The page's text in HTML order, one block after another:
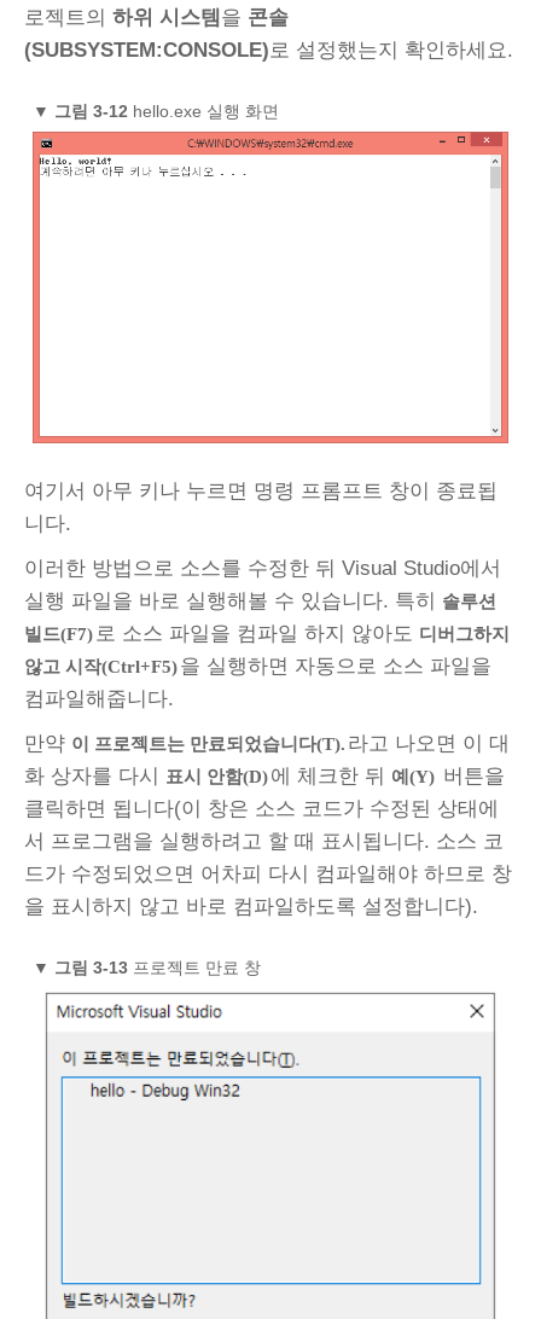
로젝트의 하위 시스템 을 콘솔
(SUBSYSTEM:CONSOLE)로 설정했는지 확인하세요.
▼ 그림 3‑12 hello.exe 실행 화면
여기서 아무 키나 누르면 명령 프롬프트 창이 종료됩
니다.
이러한 방법으로 소스를 수정한 뒤 Visual Studio에서
실행 파일을 바로 실행해볼 수 있습니다. 특히
솔루션
빌드(F7)로 소스 파일을 컴파일 하지 않아도 디버그하지
않고 시작(Ctrl+F5)을 실행하면 자동으로 소스 파일을
컴파일해줍니다.
만약 이 프로젝트는 만료되었습니다(T). 라고 나오면 이 대
화 상자를 다시
표시 안함(D)에 체크한 뒤 예(Y) 버튼을
클릭하면 됩니다(이 창은 소스 코드가 수정된 상태에
서 프로그램을 실행하려고 할 때 표시됩니다. 소스 코
드가 수정되었으면 어차피 다시 컴파일해야 하므로 창
을 표시하지 않고 바로 컴파일하도록 설정합니다).
▼ 그림 3‑13 프로젝트 만료 창